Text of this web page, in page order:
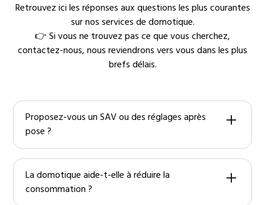
Retrouvez ici les réponses aux questions les plus courantes
sur nos services de domotique.
👉 Si vous ne trouvez pas ce que vous cherchez,
contactez-nous, nous reviendrons vers vous dans les plus
brefs délais.
Proposez-vous un SAV ou des réglages après
pose ?
Oui, je reste disponible pour les mises à jour, réglages
et l’assistance technique.
La domotique aide-t-elle à réduire la
consommation ?